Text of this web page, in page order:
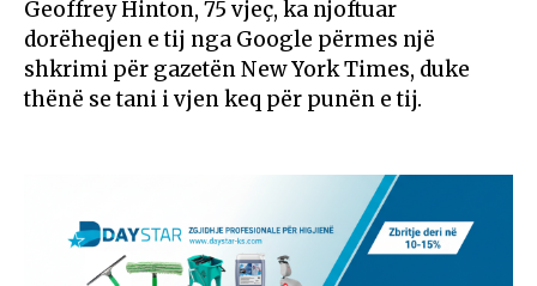
Geoffrey Hinton, 75 vjeç, ka njoftuar
dorëheqjen e tij nga Google përmes një
shkrimi për gazetën New York Times, duke
thënë se tani i vjen keq për punën e tij.